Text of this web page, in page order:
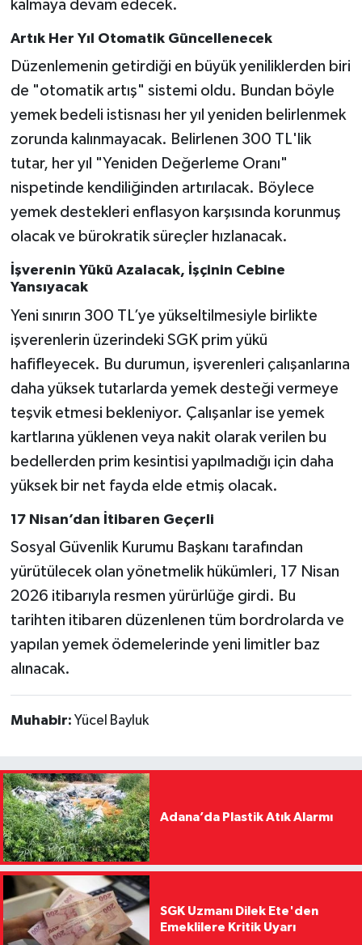
kalmaya devam edecek.
Artık Her Yıl Otomatik Güncellenecek
Düzenlemenin getirdiği en büyük yeniliklerden biri
de "otomatik artış" sistemi oldu. Bundan böyle
yemek bedeli istisnası her yıl yeniden belirlenmek
zorunda kalınmayacak. Belirlenen 300 TL'lik
tutar, her yıl "Yeniden Değerleme Oranı"
nispetinde kendiliğinden artırılacak. Böylece
yemek destekleri enflasyon karşısında korunmuş
olacak ve bürokratik süreçler hızlanacak.
İşverenin Yükü Azalacak, İşçinin Cebine
Yansıyacak
Yeni sınırın 300 TL’ye yükseltilmesiyle birlikte
işverenlerin üzerindeki SGK prim yükü
hafifleyecek. Bu durumun, işverenleri çalışanlarına
daha yüksek tutarlarda yemek desteği vermeye
teşvik etmesi bekleniyor. Çalışanlar ise yemek
kartlarına yüklenen veya nakit olarak verilen bu
bedellerden prim kesintisi yapılmadığı için daha
yüksek bir net fayda elde etmiş olacak.
17 Nisan’dan İtibaren Geçerli
Sosyal Güvenlik Kurumu Başkanı tarafından
yürütülecek olan yönetmelik hükümleri, 17 Nisan
2026 itibarıyla resmen yürürlüğe girdi. Bu
tarihten itibaren düzenlenen tüm bordrolarda ve
yapılan yemek ödemelerinde yeni limitler baz
alınacak.
Muhabir: Yücel Bayluk
Adana’da Plastik Atık Alarmı
SGK Uzmanı Dilek Ete'den
Emeklilere Kritik Uyarı